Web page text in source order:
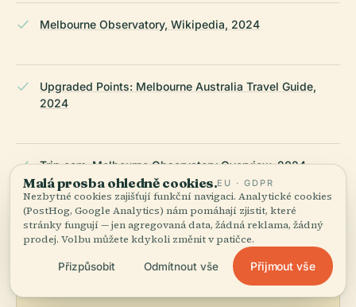
Melbourne Observatory, Wikipedia, 2024
Upgraded Points: Melbourne Australia Travel Guide,
2024
Trip.com: Melbourne Observatory Overview, 2024
NAPOSLEDY REVIDOVÁNO: APRIL 2026
Zpracováno z Wikidat, Wikipedie a oficiálních zdrojů ·
fakticky ověřeno · Jak tvoříme naše průvodce →
Malá prosba ohledně cookies.EU · GDPR
Nezbytné cookies zajišťují funkční navigaci. Analytické cookies
(PostHog, Google Analytics) nám pomáhají zjistit, které
stránky fungují — jen agregovaná data, žádná reklama, žádný
prodej. Volbu můžete kdykoli změnit v patičce.
Přizpůsobit Odmítnout vše Přijmout vše